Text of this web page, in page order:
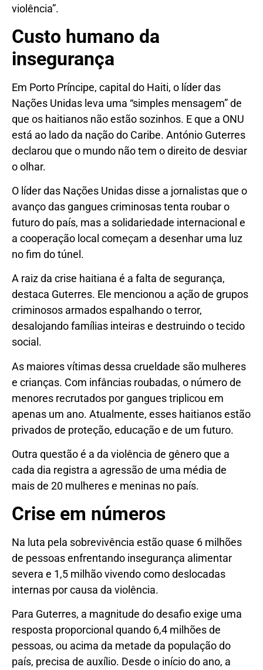
violência”.
Custo humano da
insegurança
Em Porto Príncipe, capital do Haiti, o líder das
Nações Unidas leva uma “simples mensagem” de
que os haitianos não estão sozinhos. E que a ONU
está ao lado da nação do Caribe. António Guterres
declarou que o mundo não tem o direito de desviar
o olhar.
O líder das Nações Unidas disse a jornalistas que o
avanço das gangues criminosas tenta roubar o
futuro do país, mas a solidariedade internacional e
a cooperação local começam a desenhar uma luz
no fim do túnel.
A raiz da crise haitiana é a falta de segurança,
destaca Guterres. Ele mencionou a ação de grupos
criminosos armados espalhando o terror,
desalojando famílias inteiras e destruindo o tecido
social.
As maiores vítimas dessa crueldade são mulheres
e crianças. Com infâncias roubadas, o número de
menores recrutados por gangues triplicou em
apenas um ano. Atualmente, esses haitianos estão
privados de proteção, educação e de um futuro.
Outra questão é a da violência de gênero que a
cada dia registra a agressão de uma média de
mais de 20 mulheres e meninas no país.
Crise em números
Na luta pela sobrevivência estão quase 6 milhões
de pessoas enfrentando insegurança alimentar
severa e 1,5 milhão vivendo como deslocadas
internas por causa da violência.
Para Guterres, a magnitude do desafio exige uma
resposta proporcional quando 6,4 milhões de
pessoas, ou acima da metade da população do
país, precisa de auxílio. Desde o início do ano, a